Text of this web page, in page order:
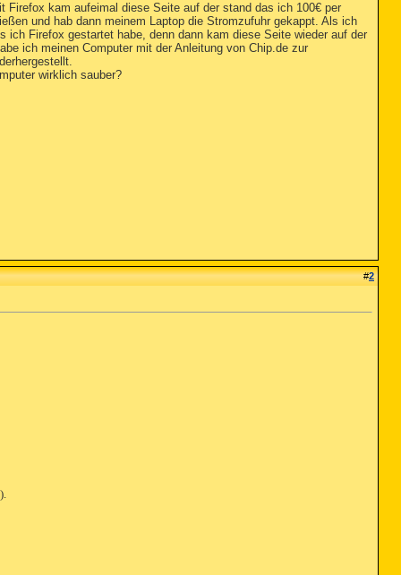
kam aufeimal diese Seite auf der stand das ich 100€ per
und hab dann meinem Laptop die Stromzufuhr gekappt. Als ich
ich Firefox gestartet habe, denn dann kam diese Seite wieder auf der
ich meinen Computer mit der Anleitung von Chip.de zur
wirklich sauber?
#2
).